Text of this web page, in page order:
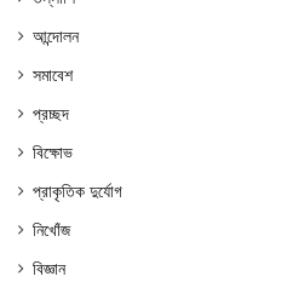
আন্দোলন
সমাবেশ
প্রচ্ছদ
বিক্ষোভ
প্রাকৃতিক দুর্যোগ
নিখোঁজ
বিজ্ঞান